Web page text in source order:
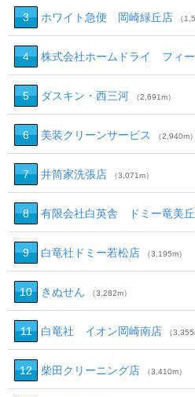
3 ホワイト急便 岡崎緑丘店 （
4 株式会社ホームドライ フィ
5 ダスキン・西三河 （2,691m）
6 美装クリーンサービス （2,940m）
7 井筒家洗張店 （3,071m）
8 有限会社白英舎 ドミー竜美
9 白竜社ドミー若松店 （3,195m）
10 きぬせん （3,282m）
11 白竜社 イオン岡崎南店 （
12 柴田クリーニング店 （3,410m）